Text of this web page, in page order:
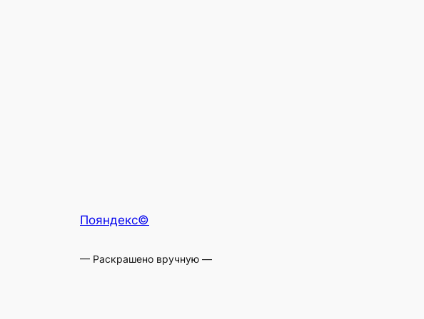
Пояндекс©
— Раскрашено вручную —